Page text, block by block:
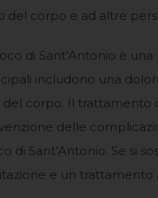
del corpo e ad altre
di Sant’Antonio è
includono una
del corpo. Il trattamento
delle
di Sant’Antonio. Se si
e un trattamento